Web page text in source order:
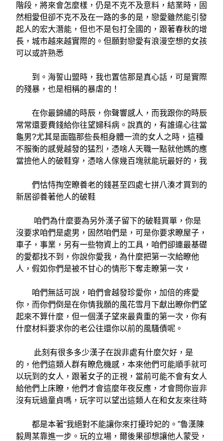
階段，將來會怎麼樣，仍是不克不及意料，結業時，固
然相愛但卻不克不及在一路的多的是，戀愛雖然能引發
起人的宏大潛能，但也不是包打全國的，跟著春秋的增
長，城市越來越實際的。但願對戀愛有浪漫空想的女孩
可以或許熟悉
到。海誓山盟時，我也置信那是真心話，可是實際
的殘暴，也是相稱的暴虐的！
在你最錦繡的時辰，你聲響感人，而我跟你的時辰
常常還要費錢給你往望婦科病。說真的，有誰違心往當
龜男?尤其是面臨那些長相身體一流的女人之時，這種
不服衡的感覺越發的猛烈，憑啥人天職一點就他媽的應
當撿他人的破鞋穿，憑啥人傢幾百塊就能玩最好的，我
們怙恃掏空瞭養老的錢甚至四處七拼八湊才買到的
新居卻養著他人的破鞋
咱們為什麼要為另外漢子留下的破鞋買單，你是
沒要求咱們是處男，固然咱們是，可是你要求瞭屋子，
車子，事業，另有一些物資上的工具，咱們卻連最基礎
的愛都找不到，你說你愛我，為什麼把第一次給瞭他
人，假如你們是被不甘心的情形下奪走瞭第一次，
咱們無話可說，咱們會越發珍愛你，加倍的疼愛
你，而你們倒是在你情我願的風花雪月下獻出瞭你們望
起來不算什麼，但一個漢子望來最貴重的第一次，你有
什麼材料要求你的老公往還你以前的風騷債呢。
此刻有很多多少漢子在說非處有什麼欠好，是
的，他們這類人群有瞭危機感，本來他們可能順手就可
以玩到的女人，跟著女子的正視，當前可能不會有女人
給他們上床瞭，他們才會這麼年夜反應，才會問你豈非
沒有玩過童貞嗎，玩字可以望出這類人在和女友來往時
都是本著“我絕對不能讓你來打擾玲妃的。”魯漢陳
毅周某靠進一步。玩的立場，爾後果卻想讓他人蒙受，